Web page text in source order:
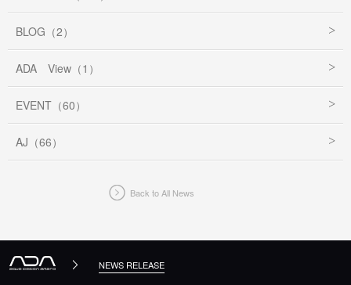
BLOG（2）
ADA View（1）
EVENT（60）
AJ（66）
Back to All News
NEWS RELEASE